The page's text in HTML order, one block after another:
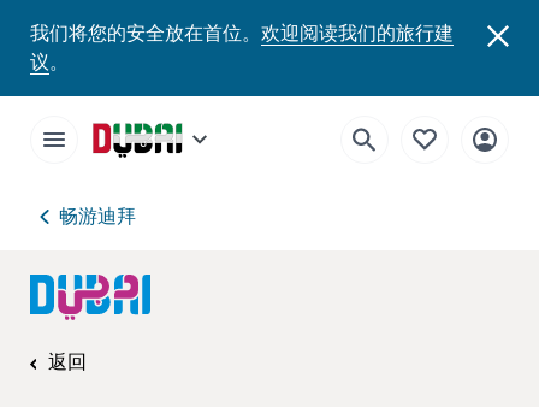
我们将您的安全放在首位。 欢迎阅读我们的旅行建
议。
畅游迪拜
返回